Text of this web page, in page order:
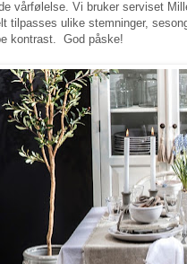
vårfølelse. Vi bruker serviset
tilpasses ulike stemninger,
kontrast. God påske!